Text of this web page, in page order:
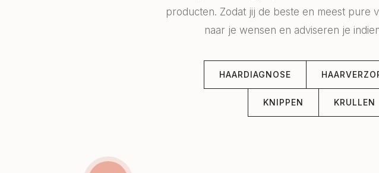
producten. Zodat jij de beste en meest pure
naar je wensen en adviseren je
HAARDIAGNOSE
KNIPPEN KRULLEN